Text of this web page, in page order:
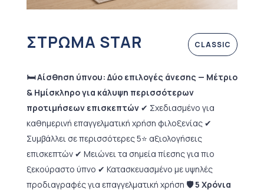
ΣΤΡΩΜΑ STAR CLASSIC
🛏️ Αίσθηση ύπνου: Δύο επιλογές άνεσης — Μέτριο
& Ημίσκληρο για κάλυψη περισσότερων
προτιμήσεων επισκεπτών ✔ Σχεδιασμένο για
καθημερινή επαγγελματική χρήση φιλοξενίας ✔
Συμβάλλει σε περισσότερες 5⭐ αξιολογήσεις
επισκεπτών ✔ Μειώνει τα σημεία πίεσης για πιο
ξεκούραστο ύπνο ✔ Κατασκευασμένο με υψηλές
προδιαγραφές για επαγγελματική χρήση 🛡 5 Χρόνια